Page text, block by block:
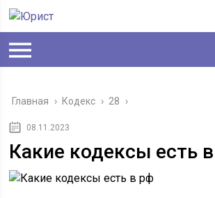
Главная › Кодекс › 28 ›
08.11.2023
Какие кодексы есть